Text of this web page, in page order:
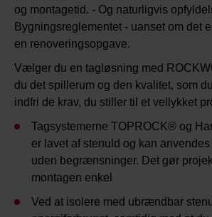
og montagetid. - Og naturligvis
Bygningsreglementet - uanset om det
en renoveringsopgave.
Vælger du en tagløsning med
du det spillerum og den kvalitet, som
indfri de krav, du stiller til et vellykket
Tagsystemerne TOPROCK® og
er lavet af stenuld og kan
uden begrænsninger. Det gør
montagen enkel
Ved at isolere med ubrændbar